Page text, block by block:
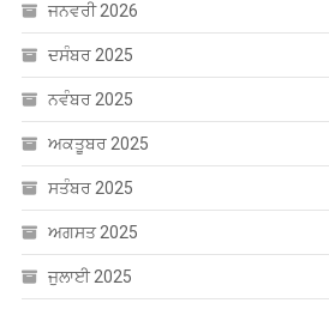
ਜਨਵਰੀ 2026
ਦਸੰਬਰ 2025
ਨਵੰਬਰ 2025
ਅਕਤੂਬਰ 2025
ਸਤੰਬਰ 2025
ਅਗਸਤ 2025
ਜੁਲਾਈ 2025